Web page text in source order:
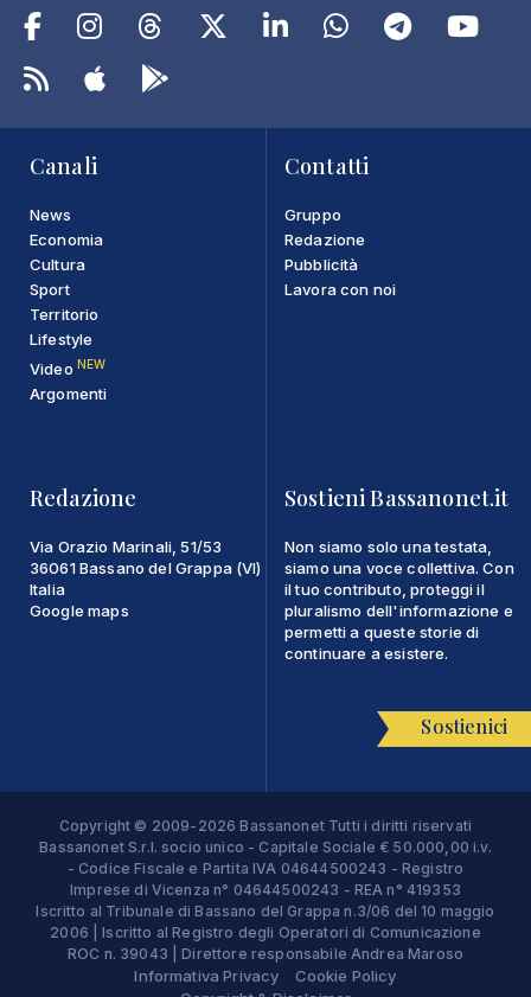
Canali
News
Economia
Cultura
Sport
Territorio
Lifestyle
Video NEW
Argomenti
Contatti
Gruppo
Redazione
Pubblicità
Lavora con noi
Redazione
Via Orazio Marinali, 51/53
36061 Bassano del Grappa (VI)
Italia
Google maps
Sostieni Bassanonet.it
Non siamo solo una testata,
siamo una voce collettiva. Con
il tuo contributo, proteggi il
pluralismo dell'informazione e
permetti a queste storie di
continuare a esistere.
Sostienici
Copyright © 2009-2026 Bassanonet Tutti i diritti riservati
Bassanonet S.r.l. socio unico - Capitale Sociale € 50.000,00 i.v.
- Codice Fiscale e Partita IVA 04644500243 - Registro
Imprese di Vicenza n° 04644500243 - REA n° 419353
Iscritto al Tribunale di Bassano del Grappa n.3/06 del 10 maggio
2006 | Iscritto al Registro degli Operatori di Comunicazione
ROC n. 39043 | Direttore responsabile Andrea Maroso
Informativa Privacy
Cookie Policy